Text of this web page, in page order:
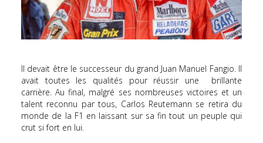
Il devait être le successeur du grand Juan Manuel Fangio. Il
avait toutes les qualités pour réussir une brillante
carrière. Au final, malgré ses nombreuses victoires et un
talent reconnu par tous, Carlos Reutemann se retira du
monde de la F1 en laissant sur sa fin tout un peuple qui
crut si fort en lui.